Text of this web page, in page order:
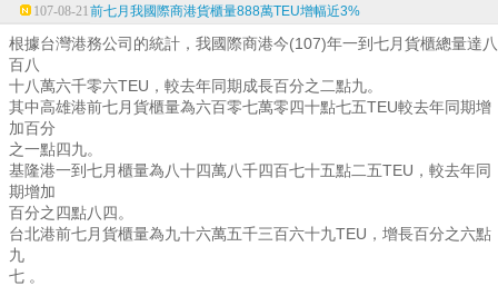
107-08-21前七月我國際商港貨櫃量888萬TEU增幅近3%
根據台灣港務公司的統計，我國際商港今(107)年一到七月貨櫃總量達八
百八
十八萬六千零六TEU，較去年同期成長百分之二點九。
其中高雄港前七月貨櫃量為六百零七萬零四十點七五TEU較去年同期增
加百分
之一點四九。
基隆港一到七月櫃量為八十四萬八千四百七十五點二五TEU，較去年同
期增加
百分之四點八四。
台北港前七月貨櫃量為九十六萬五千三百六十九TEU，增長百分之六點
九
七 。